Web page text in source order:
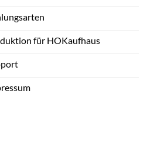
für HOKaufhaus